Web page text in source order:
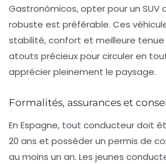
Gastronómicos, opter pour un SUV
robuste est préférable. Ces
stabilité, confort et meilleure
atouts précieux pour circuler en
apprécier pleinement le paysage.
Formalités, assurances et
En Espagne, tout conducteur doit
20 ans et posséder un permis de
au moins un an. Les jeunes